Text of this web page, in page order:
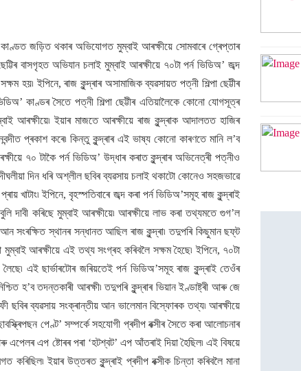
কাণ্ডত জড়িত থকাৰ অভিযোগত মুম্বাই আৰক্ষীয়ে সোমবাৰে গ্ৰেপ্তাৰ
বাসগৃহত অভিযান চলাই মুম্বাই আৰক্ষীয়ে ৭০টা পৰ্ন ভিডিঅ’ জব্দ
হয়৷ ইপিনে, ৰাজ কুন্দ্ৰাৰ অসামাজিক ব্যৱসায়ত পত্নী শিল্পা ছেট্টীৰ
কাণ্ডৰ সৈতে পত্নী শিল্পা ছেট্টীৰ এতিয়ালৈকে কোনো যোগসূত্ৰ
আৰক্ষীয়ে৷ ইয়াৰ মাজতে আৰক্ষীয়ে ৰাজ কুন্দ্ৰাক আদালতত হাজিৰ
প্ৰকাশ কৰে৷ কিন্তু কুন্দ্ৰাৰ এই ভাষ্য কোনো কাৰণতে মানি ল’ব
৭০ টাকৈ পৰ্ন ভিডিঅ’ উদ্ধাৰ কৰাত কুন্দ্ৰাৰ অভিনেত্ৰী পত্নীও
দিন ধৰি অশ্লীল ছবিৰ ব্যৱসায় চলাই থকাটো কোনেও সহজভাৱে
খাটাং৷ ইপিনে, বৃহস্পতিবাৰে জব্দ কৰা পৰ্ন ভিডিঅ’সমূহ ৰাজ কুন্দ্ৰাই
দাবী কৰিছে মুম্বাই আৰক্ষীয়ে৷ আৰক্ষীয়ে লাভ কৰা তথ্যমতে গুগ’ল
সংৰক্ষিত স্থানৰ সন্ধানত আছিল ৰাজ কুন্দ্ৰা৷ তদুপৰি কিছুমান ছফ্‌ট
মুম্বাই আৰক্ষীয়ে এই তথ্য সংগ্ৰহ কৰিবলৈ সক্ষম হৈছে৷ ইপিনে, ৭০টা
এই ছাৰ্ভাৰটোৰ জৰিয়তেই পৰ্ন ভিডিঅ’সমূহ ৰাজ কুন্দ্ৰাই তেওঁৰ
হ’ব তদন্তকাৰী আৰক্ষী৷ তদুপৰি কুন্দ্ৰাৰ ভিয়ান ইণ্ডাষ্ট্ৰী আৰু জে
ছবিৰ ব্যৱসায় সংক্ৰান্তীয় আন ভালেমান বিস্ফোৰক তথ্য৷ আৰক্ষীয়ে
পেণ্ট’ সম্পৰ্কে সহযোগী প্ৰদীপ বক্সীৰ সৈতে কৰা আলোচনাৰ
এপ ষ্টোৰৰ পৰা ‘হটশ্বট’ এপ আঁতৰাই দিয়া হৈছিল৷ এই বিষয়ে
ইয়াৰ উত্তৰত কুন্দ্ৰাই প্ৰদীপ বক্সীক চিন্তা কৰিবলৈ মানা